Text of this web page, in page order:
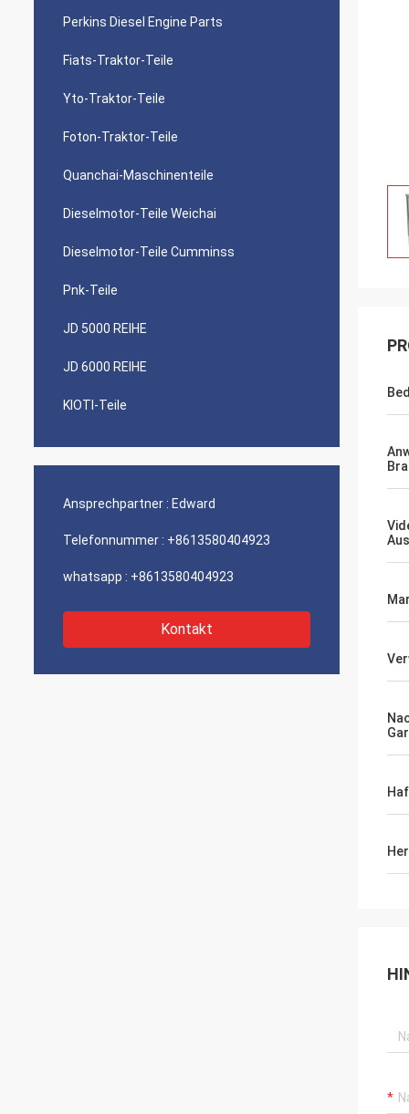
Perkins Diesel Engine Parts
Fiats-Traktor-Teile
Yto-Traktor-Teile
Foton-Traktor-Teile
Quanchai-Maschinenteile
Dieselmotor-Teile Weichai
Dieselmotor-Teile Cumminss
Pnk-Teile
JD 5000 REIHE
JD 6000 REIHE
KIOTI-Teile
Ansprechpartner : Edward
Telefonnummer : +8613580404923
whatsapp : +8613580404923
Kontakt